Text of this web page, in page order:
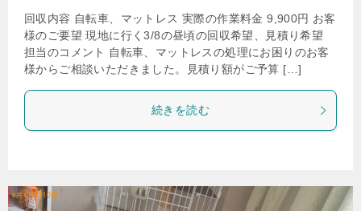
回収内容 自転車、マットレス 実際の作業料金 9,900円 お客
様のご要望 現地に行く3/8の昼頃の回収希望、見積り希望
担当のコメント 自転車、マットレスの処理にお困りのお客
様からご相談いただきました。見積り額がご予算 […]
続きを読む